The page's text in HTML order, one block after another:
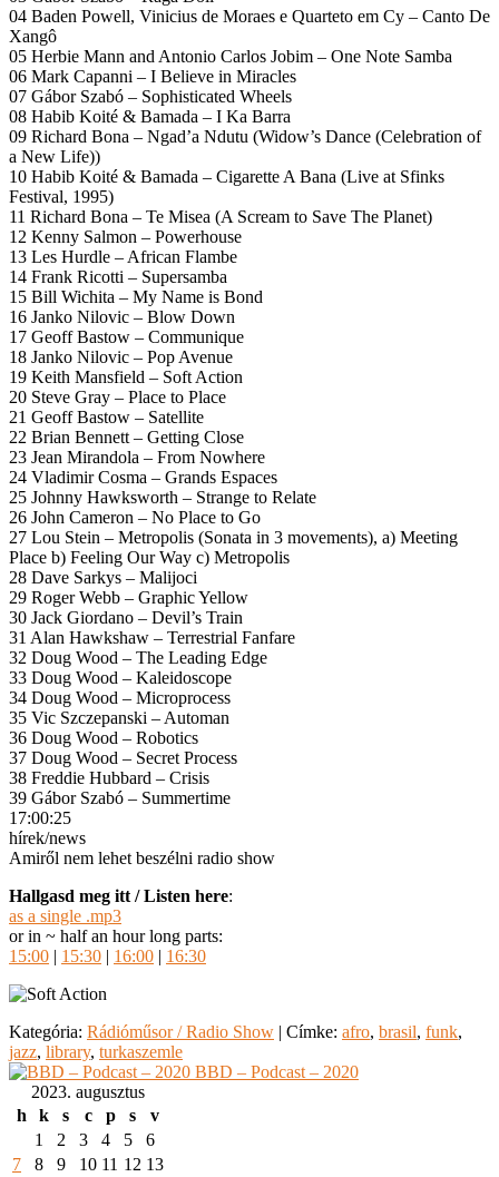
04 Baden Powell, Vinicius de Moraes e Quarteto em Cy – Canto De
Xangô
05 Herbie Mann and Antonio Carlos Jobim – One Note Samba
06 Mark Capanni – I Believe in Miracles
07 Gábor Szabó – Sophisticated Wheels
08 Habib Koité & Bamada – I Ka Barra
09 Richard Bona – Ngad’a Ndutu (Widow’s Dance (Celebration of
a New Life))
10 Habib Koité & Bamada – Cigarette A Bana (Live at Sfinks
Festival, 1995)
11 Richard Bona – Te Misea (A Scream to Save The Planet)
12 Kenny Salmon – Powerhouse
13 Les Hurdle – African Flambe
14 Frank Ricotti – Supersamba
15 Bill Wichita – My Name is Bond
16 Janko Nilovic – Blow Down
17 Geoff Bastow – Communique
18 Janko Nilovic – Pop Avenue
19 Keith Mansfield – Soft Action
20 Steve Gray – Place to Place
21 Geoff Bastow – Satellite
22 Brian Bennett – Getting Close
23 Jean Mirandola – From Nowhere
24 Vladimir Cosma – Grands Espaces
25 Johnny Hawksworth – Strange to Relate
26 John Cameron – No Place to Go
27 Lou Stein – Metropolis (Sonata in 3 movements), a) Meeting
Place b) Feeling Our Way c) Metropolis
28 Dave Sarkys – Malijoci
29 Roger Webb – Graphic Yellow
30 Jack Giordano – Devil’s Train
31 Alan Hawkshaw – Terrestrial Fanfare
32 Doug Wood – The Leading Edge
33 Doug Wood – Kaleidoscope
34 Doug Wood – Microprocess
35 Vic Szczepanski – Automan
36 Doug Wood – Robotics
37 Doug Wood – Secret Process
38 Freddie Hubbard – Crisis
39 Gábor Szabó – Summertime
17:00:25
hírek/news
Amiről nem lehet beszélni radio show
Hallgasd meg itt / Listen here:
as a single .mp3
or in ~ half an hour long parts:
15:00 | 15:30 | 16:00 | 16:30
Kategória: Rádióműsor / Radio Show | Címke: afro, brasil, funk,
jazz, library, turkaszemle
BBD – Podcast – 2020
2023. augusztus
h
k s c p s
v
1
2 3 4 5
6
7
8 9 10 11 12 13